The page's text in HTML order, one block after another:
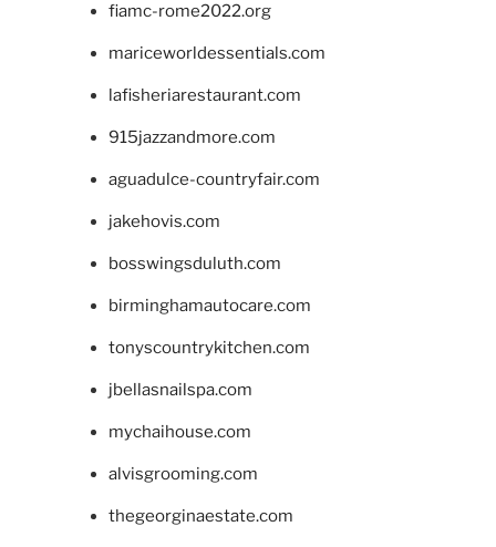
fiamc-rome2022.org
mariceworldessentials.com
lafisheriarestaurant.com
915jazzandmore.com
aguadulce-countryfair.com
jakehovis.com
bosswingsduluth.com
birminghamautocare.com
tonyscountrykitchen.com
jbellasnailspa.com
mychaihouse.com
alvisgrooming.com
thegeorginaestate.com